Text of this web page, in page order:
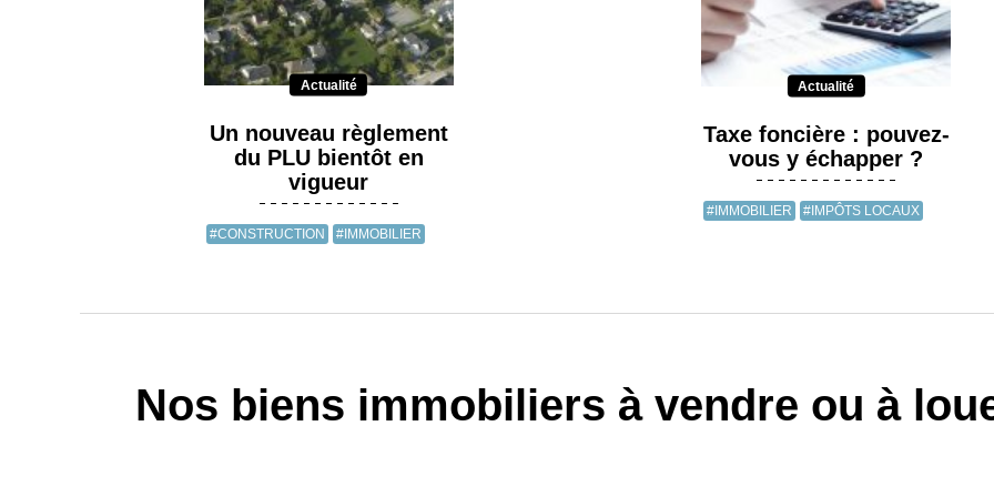
Actualité
Un nouveau règlement
du PLU bientôt en
vigueur
#CONSTRUCTION #IMMOBILIER
Actualité
Taxe foncière : pouvez-
vous y échapper ?
#IMMOBILIER #IMPÔTS LOCAUX
Nos biens immobiliers à vendre ou à